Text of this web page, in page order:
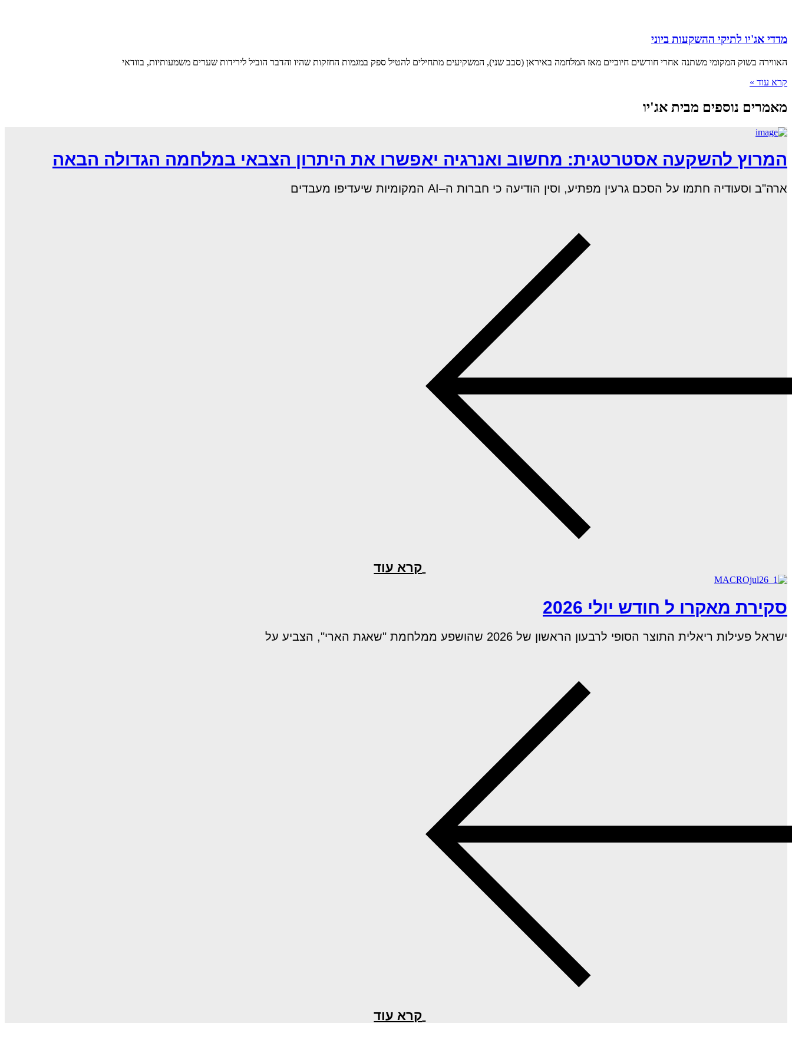
מדדי אג'יו לתיקי ההשקעות ביוני
האווירה בשוק המקומי משתנה אחרי חודשים חיוביים מאז המלחמה באיראן (סבב שני), המשקיעים מתחילים להטיל ספק במגמות החזקות שהיו והדבר הוביל לירידות שערים משמעותיות, בוודאי
קרא עוד »
מאמרים נוספים מבית אג'יו
המרוץ להשקעה אסטרטגית: מחשוב ואנרגיה יאפשרו את היתרון הצבאי במלחמה הגדולה הבאה
ארה"ב וסעודיה חתמו על הסכם גרעין מפתיע, וסין הודיעה כי חברות ה–AI המקומיות שיעדיפו מעבדים
קרא עוד
סקירת מאקרו ל חודש יולי 2026
ישראל פעילות ריאלית התוצר הסופי לרבעון הראשון של 2026 שהושפע ממלחמת "שאגת הארי", הצביע על
קרא עוד